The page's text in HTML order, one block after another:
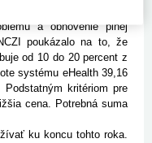
a obnovenie plnej
poukázalo na to, že
od 10 do 20 percent z
systému eHealth 39,16
kritériom pre
cena. Potrebná suma
ku koncu tohto roka.